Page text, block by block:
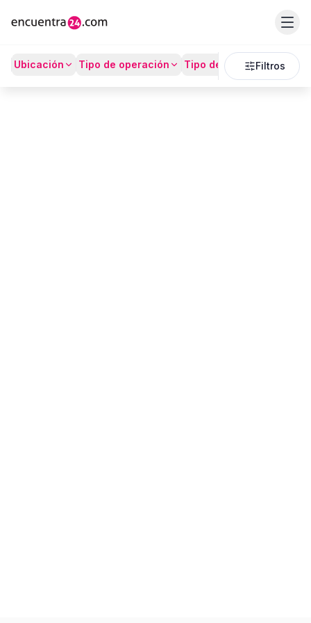
Ubicación Tipo de operación Tipo de Propiedad
Filtros
Listado